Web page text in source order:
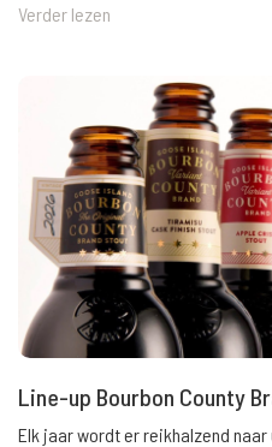
Verder lezen
Line-up Bourbon County
Elk jaar wordt er reikhalzend